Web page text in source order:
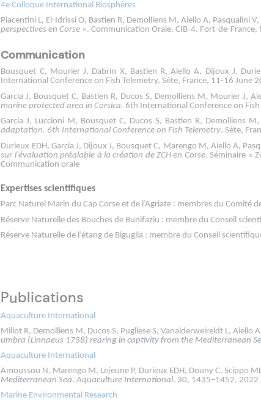
4e Colloque International Biosphères
Piacentini L, El-Idrissi O, Bastien R, Demolliens M, Aiello A, Pasqualini V,
perspectives en Corse ». Communication Orale. CIB-4. Fort-de-
Communication
Bousquet C, Mourier J, Dabrin X, Bastien R, Aiello A, Dijoux J,
International Conference on Fish Telemetry. Sète, France, 11-16 June
Garcia J, Bousquet C, Bastien R, Ducos S, Demolliens M, Mourier J,
marine protected area in Corsica. 6th International Conference on
Garcia J, Luccioni M, Bousquet C, Ducos S, Bastien R, Demolliens
adaptation. 6th International Conference on Fish Telemetry. Sète,
Durieux EDH, Garcia J, Dijoux J, Bousquet C, Marengo M, Aiello A,
sur l’évaluation préalable à la création de ZCH en Corse. Séminaire «
Communication orale
Expertises scientifiques
Parc Naturel Marin du Cap Corse et de l’Agriate : membres du
Réserve Naturelle des Bouches de Bunifaziu : membre du Conseil
Réserve Naturelle de l’étang de Biguglia : membre du Conseil
Publications
Aquaculture International
Millot R, Demolliens M, Ducos S, Pugliese S, Vanalderweireldt L, Aiello
umbra (Linnaeus 1758) rearing in captivity from the Mediterranean
Aquaculture International
Amoussou N, Marengo M, Lejeune P, Durieux EDH, Douny C, Scippo
Mediterranean Sea. Aquaculture International. 30, 1435–1452. 2022
Marine Environmental Research